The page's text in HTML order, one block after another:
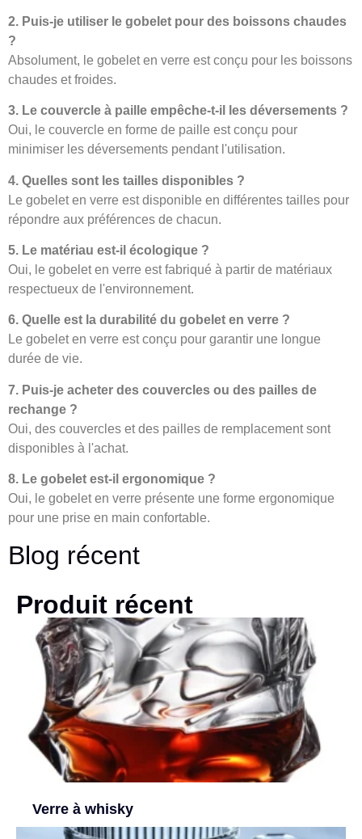
2. Puis-je utiliser le gobelet pour des boissons chaudes
?
Absolument, le gobelet en verre est conçu pour les boissons
chaudes et froides.
3. Le couvercle à paille empêche-t-il les déversements ?
Oui, le couvercle en forme de paille est conçu pour
minimiser les déversements pendant l'utilisation.
4. Quelles sont les tailles disponibles ?
Le gobelet en verre est disponible en différentes tailles pour
répondre aux préférences de chacun.
5. Le matériau est-il écologique ?
Oui, le gobelet en verre est fabriqué à partir de matériaux
respectueux de l'environnement.
6. Quelle est la durabilité du gobelet en verre ?
Le gobelet en verre est conçu pour garantir une longue
durée de vie.
7. Puis-je acheter des couvercles ou des pailles de
rechange ?
Oui, des couvercles et des pailles de remplacement sont
disponibles à l'achat.
8. Le gobelet est-il ergonomique ?
Oui, le gobelet en verre présente une forme ergonomique
pour une prise en main confortable.
Blog récent
Produit récent
Verre à whisky